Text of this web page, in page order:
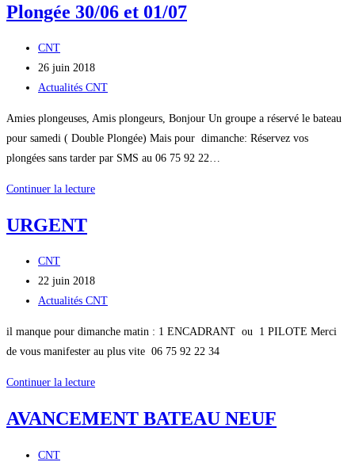
8
Plongée 30/06 et 01/07
Auteur/autrice
de
la
CNT
Publication
publiée :
26 juin 2018
Post
Actualités CNT
Amies plongeuses, Amis plongeurs, Bonjour Un groupe a réservé le bateau
pour samedi ( Double Plongée) Mais pour dimanche: Réservez vos
plongées sans tarder par SMS au 06 75 92 22…
Continuer la lecturePlongée
URGENT
Auteur/autrice
de
la
CNT
Publication
publiée :
22 juin 2018
Post
Actualités CNT
il manque pour dimanche matin : 1 ENCADRANT ou 1 PILOTE Merci
de vous manifester au plus vite 06 75 92 22 34
Continuer la lectureURGENT
AVANCEMENT BATEAU NEUF
Auteur/autrice
CNT